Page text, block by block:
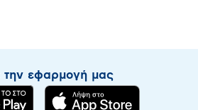
την εφαρμογή μας